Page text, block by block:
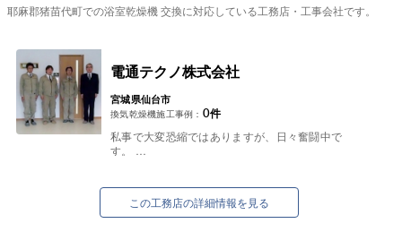
耶麻郡猪苗代町での浴室乾燥機 交換に対応している工務店・工事会社です。
電通テクノ株式会社
宮城県仙台市
換気乾燥機施工事例： 0件
私事で大変恐縮ではありますが、日々奮闘中で
す。
ります。
電気工事（電...
この工務店の詳細情報を見る